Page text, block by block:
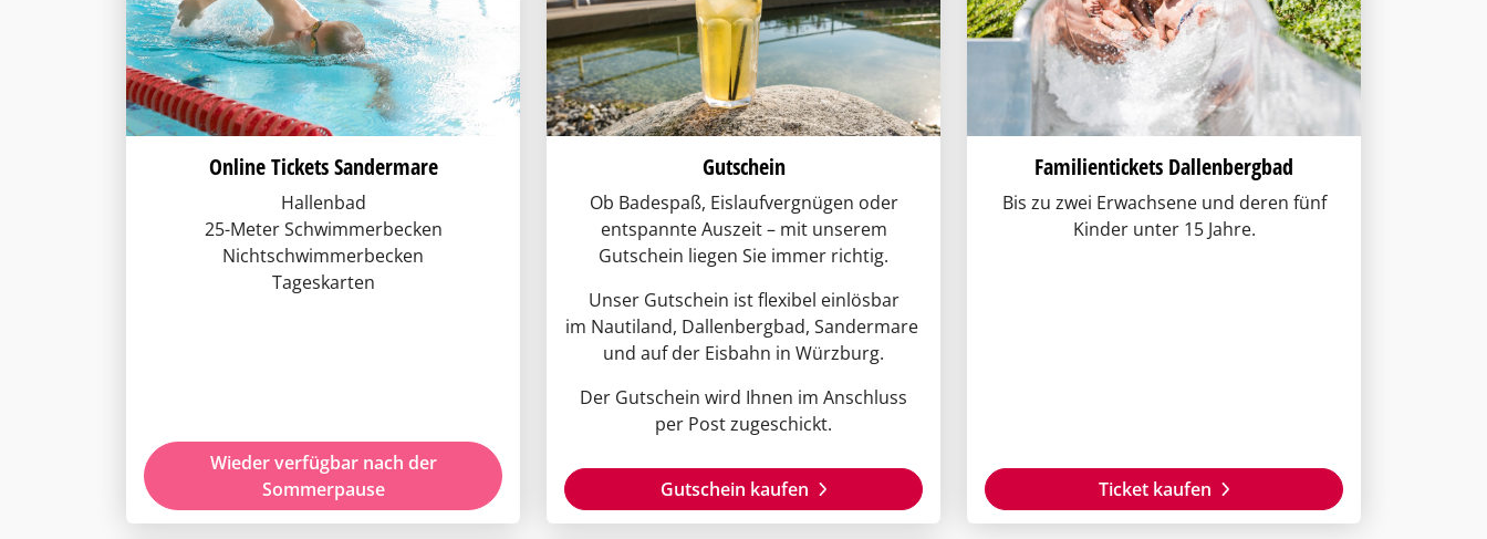
Online Tickets Sandermare
Hallenbad
25-Meter Schwimmerbecken
Nichtschwimmerbecken
Tageskarten
Wieder verfügbar nach der
Sommerpause
Gutschein
Ob Badespaß, Eislaufvergnügen oder
entspannte Auszeit – mit unserem
Gutschein liegen Sie immer richtig.
Unser Gutschein ist flexibel einlösbar
im Nautiland, Dallenbergbad, Sandermare
und auf der Eisbahn in Würzburg.
Der Gutschein wird Ihnen im Anschluss
per Post zugeschickt.
Gutschein kaufen
Familientickets Dallenbergbad
Bis zu zwei Erwachsene und deren fünf
Kinder unter 15 Jahre.
Ticket kaufen